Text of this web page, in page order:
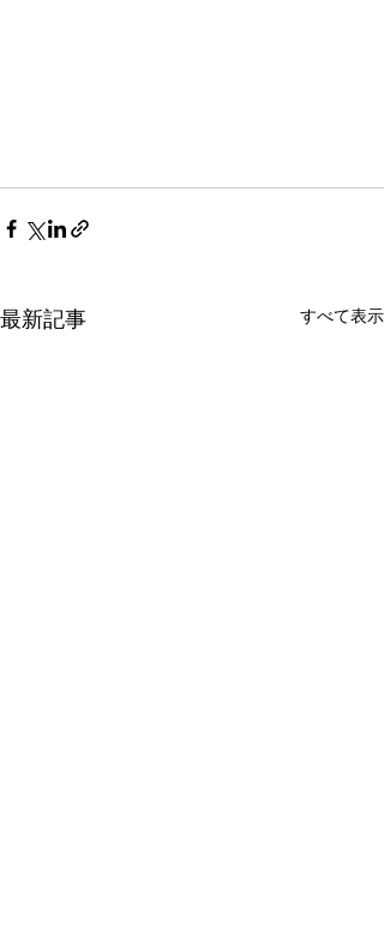
最新記事 すべて表示